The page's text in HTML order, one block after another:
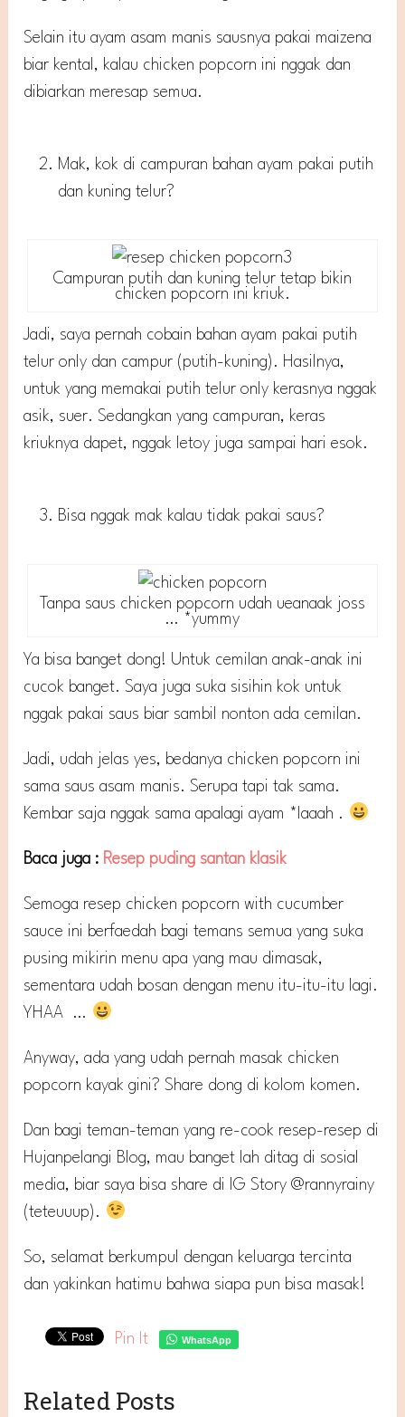
Selain itu ayam asam manis sausnya pakai maizena
biar kental, kalau chicken popcorn ini nggak dan
dibiarkan meresap semua.
Mak, kok di campuran bahan ayam pakai putih
dan kuning telur?
Campuran putih dan kuning telur tetap bikin
chicken popcorn ini kriuk.
Jadi, saya pernah cobain bahan ayam pakai putih
telur only dan campur (putih-kuning). Hasilnya,
untuk yang memakai putih telur only kerasnya nggak
asik, suer. Sedangkan yang campuran, keras
kriuknya dapet, nggak letoy juga sampai hari esok.
Bisa nggak mak kalau tidak pakai saus?
Tanpa saus chicken popcorn udah ueanaak joss
… *yummy
Ya bisa banget dong! Untuk cemilan anak-anak ini
cucok banget. Saya juga suka sisihin kok untuk
nggak pakai saus biar sambil nonton ada cemilan.
Jadi, udah jelas yes, bedanya chicken popcorn ini
sama saus asam manis. Serupa tapi tak sama.
Kembar saja nggak sama apalagi ayam *laaah .
Baca juga : Resep puding santan klasik
Semoga resep chicken popcorn with cucumber
sauce ini berfaedah bagi temans semua yang suka
pusing mikirin menu apa yang mau dimasak,
sementara udah bosan dengan menu itu-itu-itu lagi.
YHAA …
Anyway, ada yang udah pernah masak chicken
popcorn kayak gini? Share dong di kolom komen.
Dan bagi teman-teman yang re-cook resep-resep di
Hujanpelangi Blog, mau banget lah ditag di sosial
media, biar saya bisa share di IG Story @rannyrainy
(teteuuup).
So, selamat berkumpul dengan keluarga tercinta
dan yakinkan hatimu bahwa siapa pun bisa masak!
Pin It WhatsApp
Related Posts